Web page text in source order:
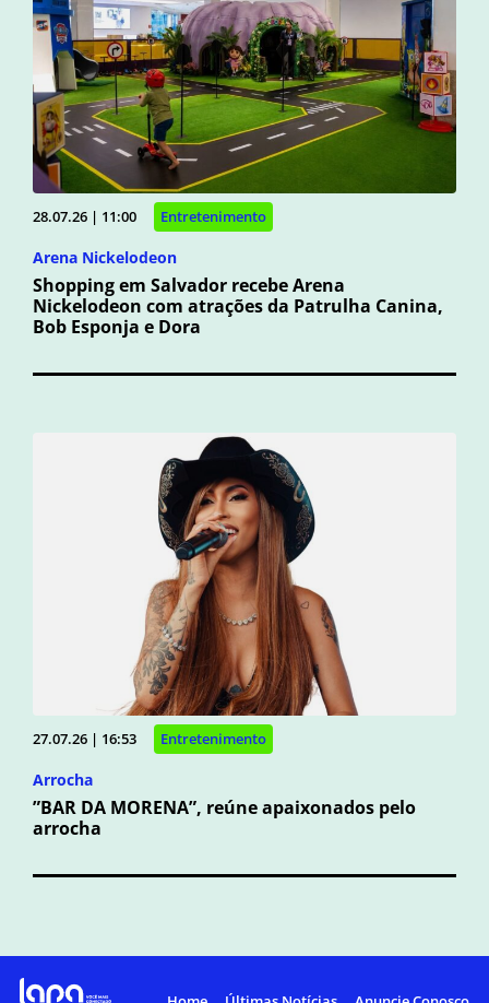
28.07.26 | 11:00 Entretenimento
Arena Nickelodeon
Shopping em Salvador recebe Arena
Nickelodeon com atrações da Patrulha Canina,
Bob Esponja e Dora
27.07.26 | 16:53 Entretenimento
Arrocha
”BAR DA MORENA”, reúne apaixonados pelo
arrocha